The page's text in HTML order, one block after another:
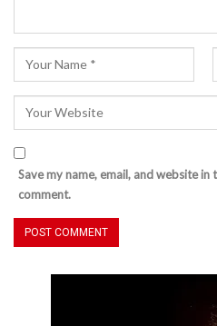
Save my name, email, and website
comment.